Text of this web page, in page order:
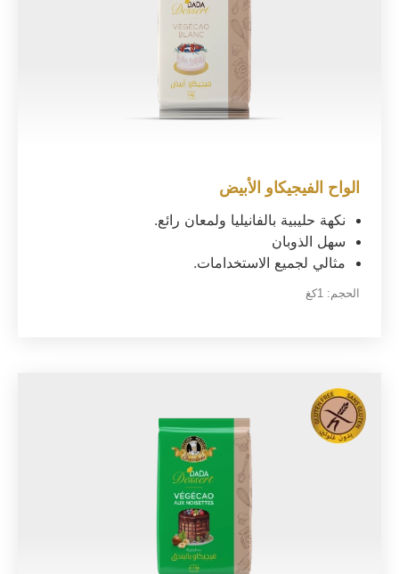
الواح الفيجيكاو الأبيض
نكهة حليبية بالفانيليا ولمعان رائع.
سهل الذوبان
مثالي لجميع الاستخدامات.
الحجم: 1كغ